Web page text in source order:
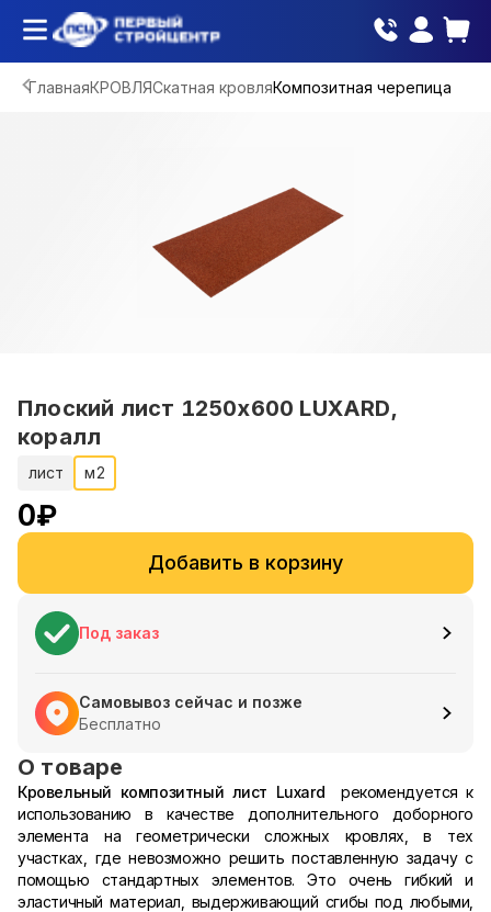
ГлавнаяКРОВЛЯСкатная кровляКомпозитная черепица
Плоский лист 1250х600 LUXARD,
коралл
лист м2
0₽
Добавить в корзину
Под заказ
Самовывоз сейчас и позже
Бесплатно
О товаре
Кровельный композитный лист Luxardрекомендуется к
использованию в качестве дополнительного доборного
элемента на геометрически сложных кровлях, в тех
участках, где невозможно решить поставленную задачу с
помощью стандартных элементов. Это очень гибкий и
эластичный материал, выдерживающий сгибы под любыми,